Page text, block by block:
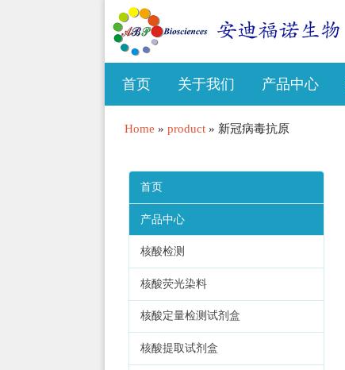
首页 关于我们 产品中心
Home » product» 新冠病毒抗原
首页
产品中心
核酸检测
核酸荧光染料
核酸定量检测试剂盒
核酸提取试剂盒